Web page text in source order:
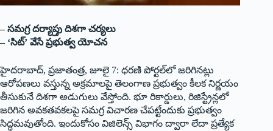
– సమగ్ర దర్యాప్తు దిశగా చర్యలు
– ‘సిట్‌’ వేసే ప్రభుత్వ యోచన
హైదరాబాద్‌,‌ ప్రజాతంత్ర, జూలై 7: ధరణి పోర్టల్‌లో జరిగినట్లు
ఆరోపణలు వస్తున్న అక్రమాలపై తెలంగాణ ప్రభుత్వం కీలక నిర్ణయం
తీసుకునే దిశగా అడుగులు వేస్తోంది. భూ రికార్డులు, రిజిస్ట్రేన్లలో
జరిగిన అవకతవకలపై సమగ్ర విచారణ చేపట్టేందుకు ప్రభుత్వం
సిద్ధమవుతోంది. ఇందుకోసం విజిలెన్స్ ‌విభాగం ద్వారా లేదా ప్రత్యేక